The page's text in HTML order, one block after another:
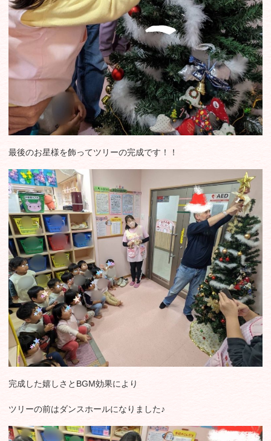
最後のお星様を飾ってツリーの完成です！！
完成した嬉しさとBGM効果により
ツリーの前はダンスホールになりました♪